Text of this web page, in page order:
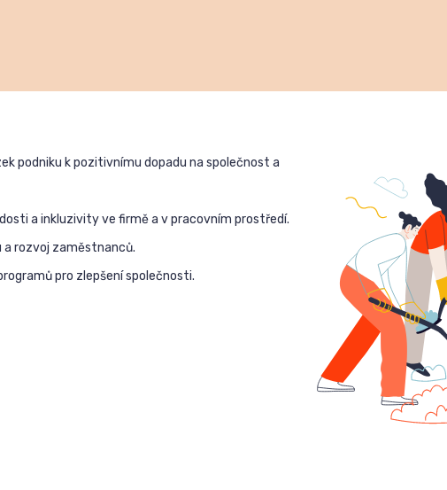
podniku k pozitivnímu dopadu na společnost a
a inkluzivity ve firmě a v pracovním prostředí.
a rozvoj zaměstnanců.
pro zlepšení společnosti.